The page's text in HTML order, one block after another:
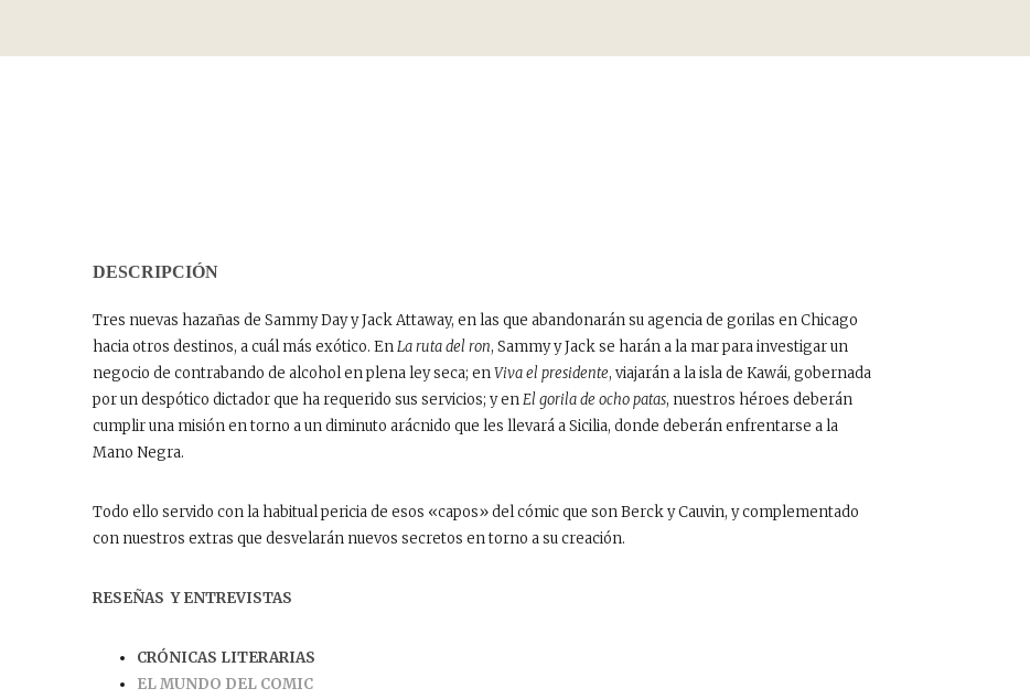
DESCRIPCIÓN
Tres nuevas hazañas de Sammy Day y Jack Attaway, en las que abandonarán su agencia de gorilas en Chicago
hacia otros destinos, a cuál más exótico. EnLa ruta del ron, Sammy y Jack se harán a la mar para investigar un
negocio de contrabando de alcohol en plena ley seca; enViva el presidente, viajarán a la isla de Kawái, gobernada
por un despótico dictador que ha requerido sus servicios; y enEl gorila de ocho patas, nuestros héroes deberán
cumplir una misión en torno a un diminuto arácnido que les llevará a Sicilia, donde deberán enfrentarse a la
Mano Negra.
Todo ello servido con la habitual pericia de esos «capos» del cómic que son Berck y Cauvin, y complementado
con nuestros extras que desvelarán nuevos secretos en torno a su creación.
RESEÑAS Y ENTREVISTAS
CRÓNICAS LITERARIAS
EL MUNDO DEL COMIC